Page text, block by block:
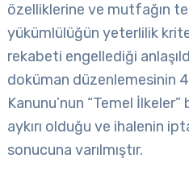
özelliklerine ve mutfağın
yükümlülüğün yeterlilik
rekabeti engellediği
doküman düzenlemesinin
Kanunu’nun “Temel İlkeler”
aykırı olduğu ve ihalenin
sonucuna varılmıştır.